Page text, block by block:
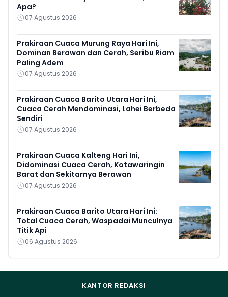
Apa?
07 Agustus 2026
Prakiraan Cuaca Murung Raya Hari Ini,
Dominan Berawan dan Cerah, Seribu Riam
Paling Adem
07 Agustus 2026
Prakiraan Cuaca Barito Utara Hari Ini,
Cuaca Cerah Mendominasi, Lahei Berbeda
Sendiri
07 Agustus 2026
Prakiraan Cuaca Kalteng Hari Ini,
Didominasi Cuaca Cerah, Kotawaringin
Barat dan Sekitarnya Berawan
07 Agustus 2026
Prakiraan Cuaca Barito Utara Hari Ini:
Total Cuaca Cerah, Waspadai Munculnya
Titik Api
06 Agustus 2026
KANTOR REDAKSI